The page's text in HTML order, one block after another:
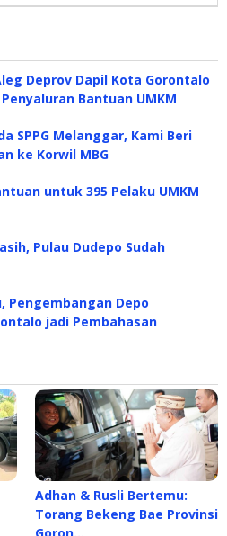
Deprov Dapil Kota Gorontalo
Bantuan UMKM
SPPG Melanggar, Kami Beri
ke Korwil MBG
untuk 395 Pelaku UMKM
Pulau Dudepo Sudah
Pengembangan Depo
jadi Pembahasan
Adhan & Rusli Bertemu:
Torang Bekeng Bae Provinsi